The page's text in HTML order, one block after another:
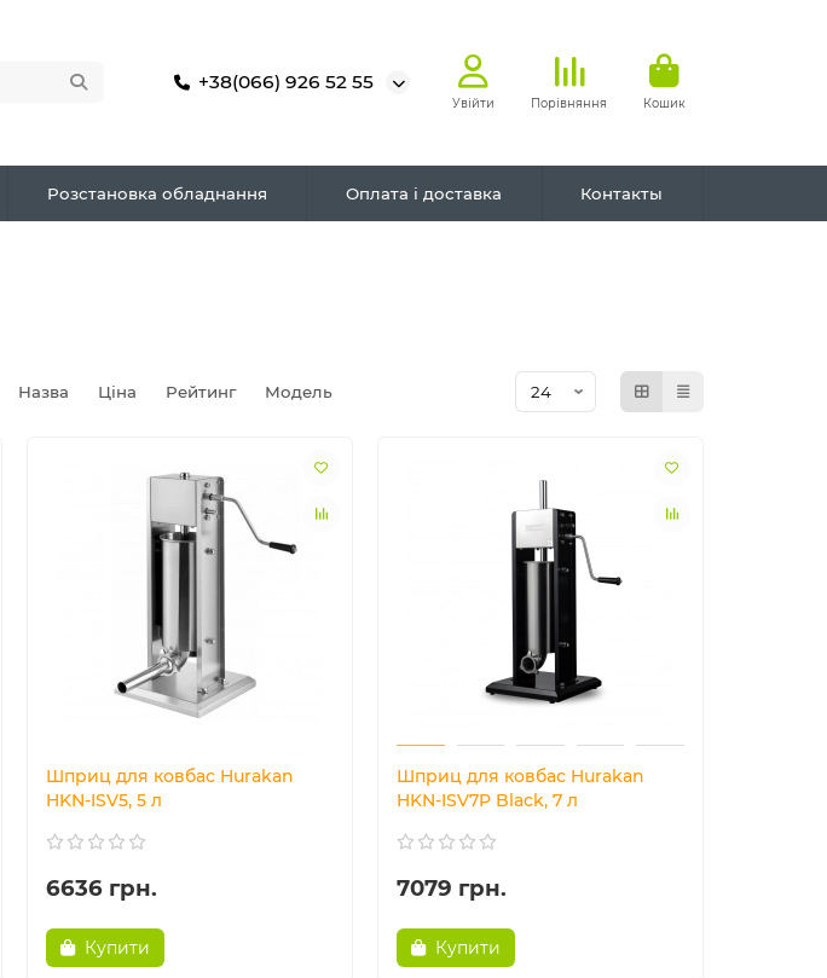
+38(066) 926 52 55
Увійти Порівняння Кошик
Розстановка обладнання Оплата і доставка Контакты
Назва Ціна Рейтинг Модель
Шприц для ковбас Hurakan
HKN-ISV5, 5 л
6636 грн.
Купити
Шприц для ковбас Hurakan
HKN-ISV7P Black, 7 л
7079 грн.
Купити